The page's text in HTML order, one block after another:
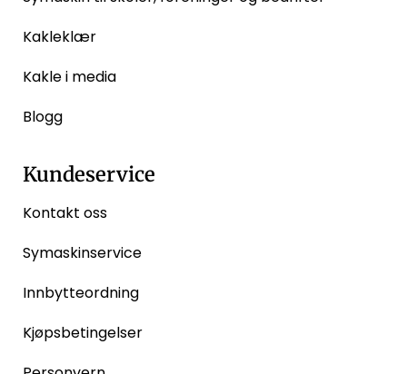
Kakleklær
Kakle i media
Blogg
Kundeservice
Kontakt oss
Symaskinservice
Innbytteordning
Kjøpsbetingelser